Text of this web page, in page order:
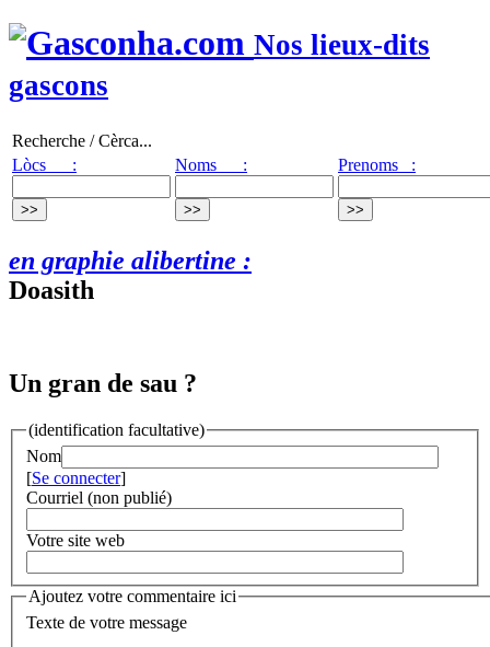
Nos lieux-dits
gascons
Recherche / Cèrca...
Lòcs :
Noms : Prenoms :
en graphie alibertine :
Doasith
Un gran de sau ?
(identification facultative)
Nom
[Se connecter]
Courriel (non publié)
Votre site web
Ajoutez votre commentaire ici
Texte de votre message